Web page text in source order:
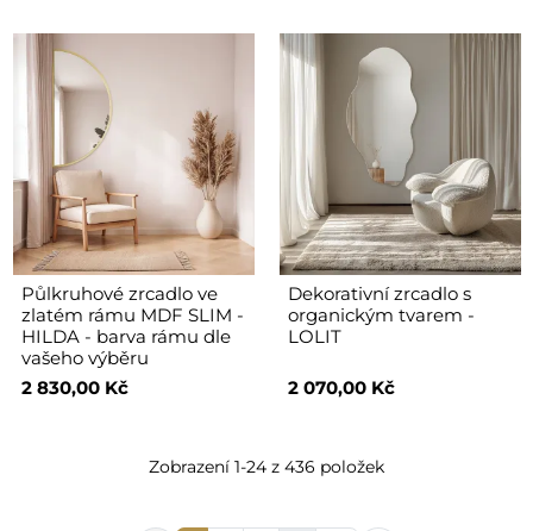
Půlkruhové zrcadlo ve
zlatém rámu MDF SLIM -
HILDA - barva rámu dle
vašeho výběru
2 830,00 Kč
Dekorativní zrcadlo s
organickým tvarem -
LOLIT
2 070,00 Kč
Zobrazení 1-24 z 436 položek